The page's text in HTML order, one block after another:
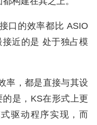
口的效率都比 ASIO
近的是 处于独占模
率，都是直接与其设
是，KS在形式上更
驱动程序实现，而